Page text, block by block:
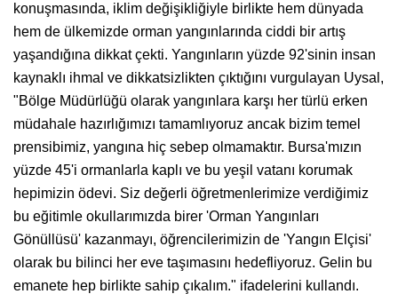
konuşmasında, iklim değişikliğiyle birlikte hem dünyada
hem de ülkemizde orman yangınlarında ciddi bir artış
yaşandığına dikkat çekti. Yangınların yüzde 92'sinin insan
kaynaklı ihmal ve dikkatsizlikten çıktığını vurgulayan Uysal,
"Bölge Müdürlüğü olarak yangınlara karşı her türlü erken
müdahale hazırlığımızı tamamlıyoruz ancak bizim temel
prensibimiz, yangına hiç sebep olmamaktır. Bursa'mızın
yüzde 45'i ormanlarla kaplı ve bu yeşil vatanı korumak
hepimizin ödevi. Siz değerli öğretmenlerimize verdiğimiz
bu eğitimle okullarımızda birer 'Orman Yangınları
Gönüllüsü' kazanmayı, öğrencilerimizin de 'Yangın Elçisi'
olarak bu bilinci her eve taşımasını hedefliyoruz. Gelin bu
emanete hep birlikte sahip çıkalım." ifadelerini kullandı.